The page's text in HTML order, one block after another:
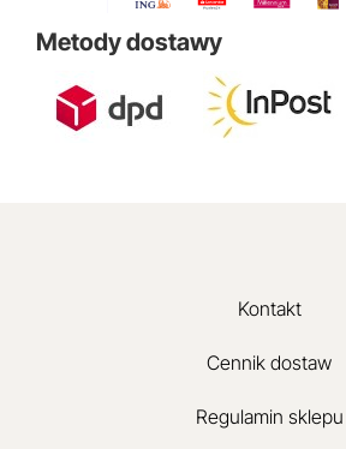
Metody dostawy
Kontakt
Cennik dostaw
Regulamin sklepu